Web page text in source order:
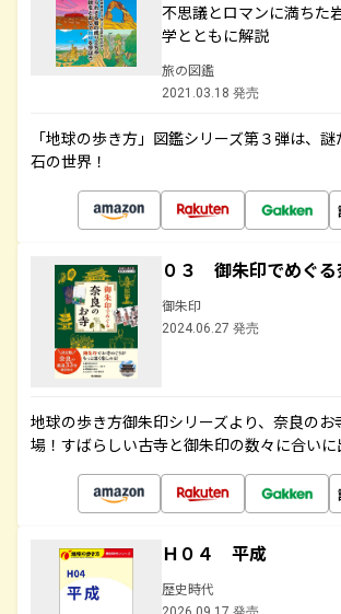
不思議とロマンに満ちた
学とともに解説
旅の図鑑
2021.03.18 発売
「地球の歩き方」図鑑シリーズ第３弾は、
石の世界！
０３ 御朱印でめぐる
御朱印
2024.06.27 発売
地球の歩き方御朱印シリーズより、奈良のお
場！すばらしい古寺と御朱印の数々に合いに
Ｈ０４ 平成
歴史時代